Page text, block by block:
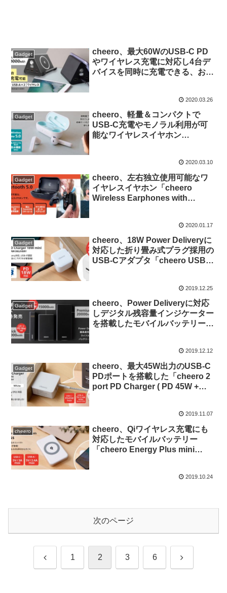
Gadget
cheero、最大60WのUSB-C PD
やワイヤレス充電に対応し4台デ
バイスを同時に充電できる、おに
2020.03.26
Gadget
cheero、軽量＆コンパクトで
USB-C充電やモノラル利用が可
能なワイヤレスイヤホン
2020.03.10
Gadget
cheero、左右独立使用可能なワ
イヤレスイヤホン「cheero
Wireless Earphones with
2020.01.17
Gadget
cheero、18W Power Deliveryに
対応した折り畳み式プラグ採用の
USB-Cアダプタ「cheero USB-C
2019.12.25
Gadget
cheero、Power Deliveryに対応
しデジタル残容量インジケーター
を搭載したモバイルバッテリー
2019.12.12
Gadget
cheero、最大45W出力のUSB-C
PDポートを搭載した「cheero 2
port PD Charger ( PD 45W +
2019.11.07
cheero
cheero、Qiワイヤレス充電にも
対応したモバイルバッテリー
「cheero Energy Plus mini
2019.10.24
次のページ
前 1 2 3 6 次